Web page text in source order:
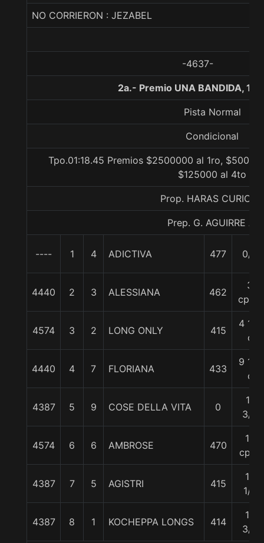
NO CORRIERON : JEZABEL
-4637-
2a.- Premio UNA BANDIDA,
Pista Normal
Condicional
Tpo.01:18.45 Premios $2500000 al 1ro,
$125000 al 4to
Prop. HARAS CURICHE
Prep. G. AGUIRRE A.
---- 1 4 ADICTIVA 477 0/0
4440 2 3 ALESSIANA 462
3
cpos.
4574 3 2 LONG ONLY 415
4 1/2
c
4440 4 7 FLORIANA 433
9 1/4
c
4387 5 9 COSE DELLA VITA 0
11
3/4
4574 6 6 AMBROSE 470
13
cpos
4387 7 5 AGISTRI 415
19
1/2
4387 8 1 KOCHEPPA LONGS 414
19
3/4